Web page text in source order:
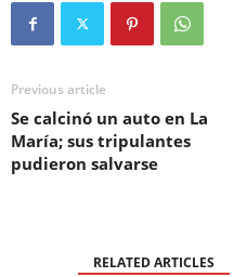
Previous article
Se calcinó un auto en La
María; sus tripulantes
pudieron salvarse
RELATED ARTICLES